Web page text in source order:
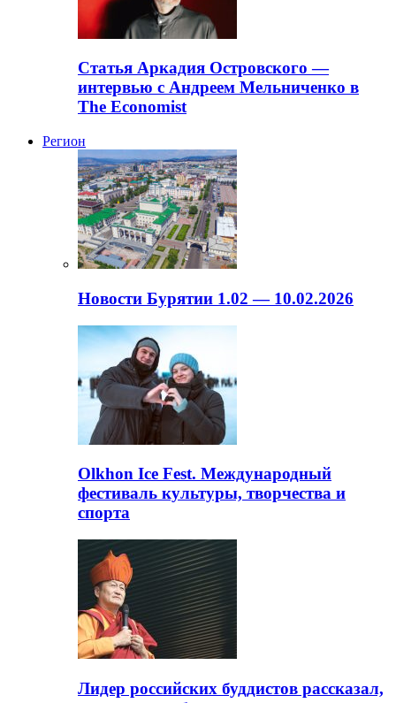
Статья Аркадия Островского —
интервью с Андреем Мельниченко в
The Economist
Регион
Новости Бурятии 1.02 — 10.02.2026
Olkhon Ice Fest. Международный
фестиваль культуры, творчества и
спорта
Лидер российских буддистов рассказал,